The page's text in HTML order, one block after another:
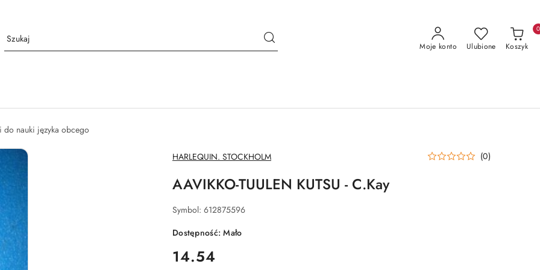
Moje konto Ulubione Koszyk
0
do nauki języka obcego
NAZWA
PRODUCENTA:
HARLEQUIN. STOCKHOLM (0)
AAVIKKO-TUULEN KUTSU - C.Kay
Symbol: 612875596
Dostępność:Mało
cena:
14.54